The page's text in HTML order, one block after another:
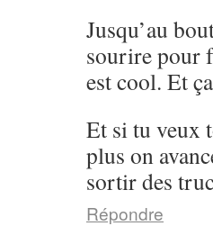
Jusqu’au
sourire pour
est cool. Et
Et si tu veux
plus on
sortir des
Répondre